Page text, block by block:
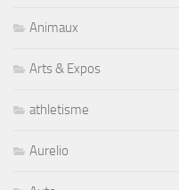
Animaux
Arts & Expos
athletisme
Aurelio